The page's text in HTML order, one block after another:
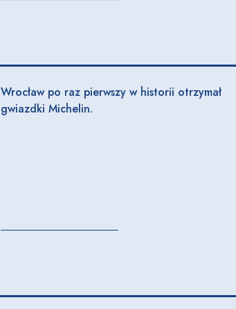
Wrocław po raz pierwszy w historii otrzymał
gwiazdki Michelin.